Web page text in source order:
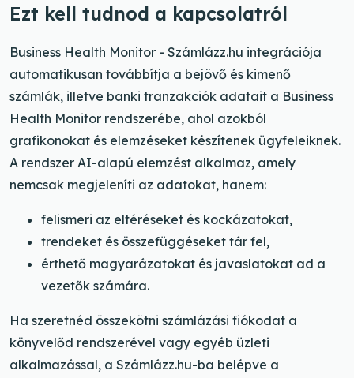
Ezt kell tudnod a kapcsolatról
Business Health Monitor - Számlázz.hu integrációja
automatikusan továbbítja a bejövő és kimenő
számlák, illetve banki tranzakciók adatait a Business
Health Monitor rendszerébe, ahol azokból
grafikonokat és elemzéseket készítenek ügyfeleiknek.
A rendszer AI-alapú elemzést alkalmaz, amely
nemcsak megjeleníti az adatokat, hanem:
felismeri az eltéréseket és kockázatokat,
trendeket és összefüggéseket tár fel,
érthető magyarázatokat és javaslatokat ad a
vezetők számára.
Ha szeretnéd összekötni számlázási fiókodat a
könyvelőd rendszerével vagy egyéb üzleti
alkalmazással, a Számlázz.hu-ba belépve a